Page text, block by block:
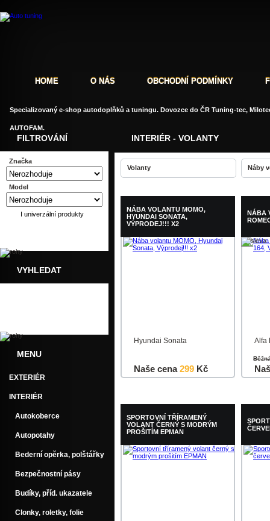
INTERIÉR - VOLANTY
Volanty Náby
NÁBA VOLANTU MOMO,
HYUNDAI SONATA,
VÝPRODEJ!!! X2
Hyundai Sonata
Naše cena299 Kč
NÁBA
Alfa
SPORTOVNÍ TŘÍRAMENÝ
VOLANT ČERNÝ S MODRÝM
PROŠITÍM EPMAN
FILTROVÁNÍ
Značka
Model
I univerzální produkty
VYHLEDAT
MENU
EXTERIÉR
INTERIÉR
Autokoberce
Autopotahy
Bederní opěrka, polštářky
Bezpečnostní pásy
Budíky, příd. ukazatele
Clonky, roletky, folie
HOME O NÁS OBCHODNÍ PODMÍNKY
Specializovaný e-shop autodoplňků a tuningu. Dovozce do ČR Tuning-tec,
AUTOFAM.